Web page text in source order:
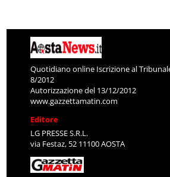
Quotidiano online Iscrizione al
8/2012
Autorizzazione del 13/12/2012
www.gazzettamatin.com
Editore
LG PRESSE S.R.L.
via Festaz, 52 11100 AOSTA